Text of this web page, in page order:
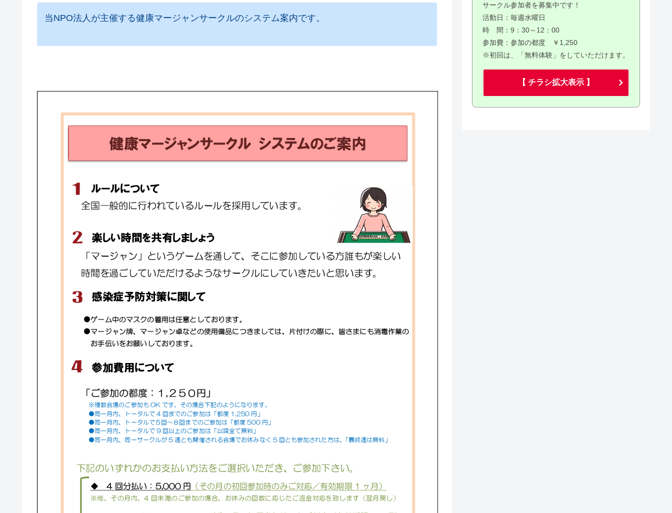
当NPO法人が主催する健康マージャンサークルのシステム案内です。
サークル参加者を募集中です！
活動日：毎週水曜日
時 間：9：30～12：00
参加費：参加の都度 ￥1,250
※初回は、「無料体験」をしていただけます。
【 チラシ拡大表示 】